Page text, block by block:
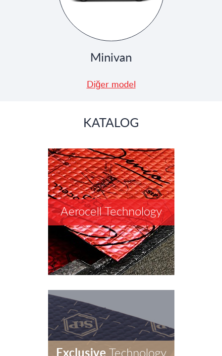
Minivan
Diğer model
KATALOG
Aerocell Technology
Exclusive Technology